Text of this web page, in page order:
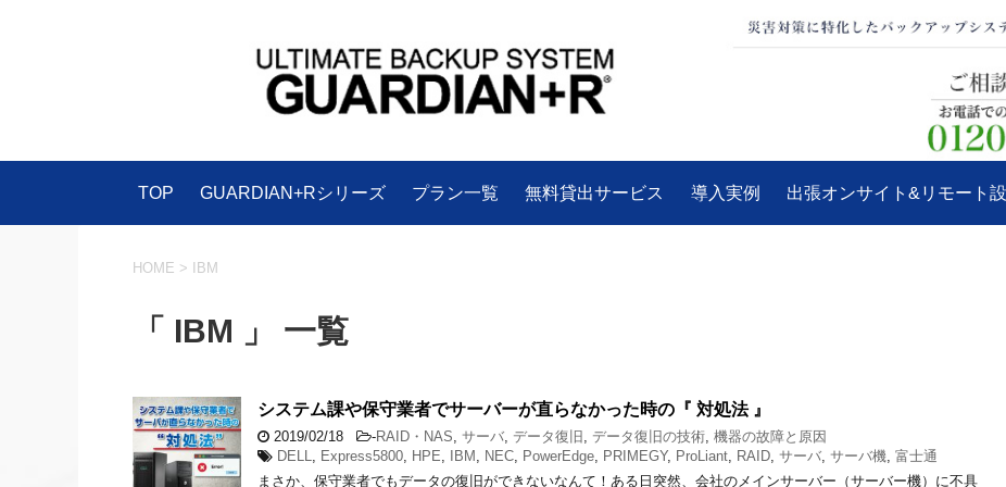
TOP GUARDIAN+Rシリーズ プラン一覧 無料貸出サービス 導入実例 出張オンサイト&リモート
HOME > IBM
「 IBM 」 一覧
システム課や保守業者でサーバーが直らなかった時の『 対処法 』
2019/02/18 -RAID・NAS, サーバ, データ復旧 , データ復旧の技術, 機器の故障と原因
DELL, Express5800, HPE, IBM , NEC, PowerEdge, PRIMEGY, ProLiant, RAID, サーバ, サーバ機, 富士通
まさか、保守業者でもデータの復旧ができないなんて！ある日突然、会社のメインサーバー（サーバー機）に不具